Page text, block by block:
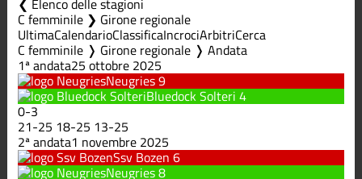
C femminile ❯ Girone regionale
UltimaCalendarioClassificaIncrociArbitriCerca
C femminile ❭ Girone regionale ❭ Andata
1ª andata25 ottobre 2025
Neugries9
Bluedock Solteri 4
0-3
21-25 18-25 13-25
2ª andata1 novembre 2025
Ssv Bozen 6
Neugries8